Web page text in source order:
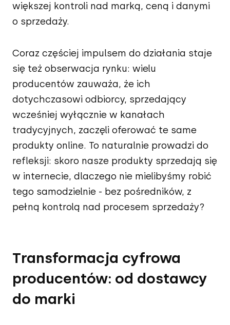
większej kontroli nad marką, ceną i danymi
o sprzedaży.
Coraz częściej impulsem do działania staje
się też obserwacja rynku: wielu
producentów zauważa, że ich
dotychczasowi odbiorcy, sprzedający
wcześniej wyłącznie w kanałach
tradycyjnych, zaczęli oferować te same
produkty online. To naturalnie prowadzi do
refleksji: skoro nasze produkty sprzedają się
w internecie, dlaczego nie mielibyśmy robić
tego samodzielnie - bez pośredników, z
pełną kontrolą nad procesem sprzedaży?
Transformacja cyfrowa
producentów: od dostawcy
do marki